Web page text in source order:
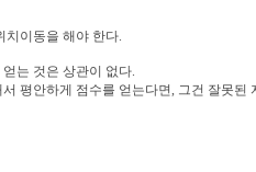
치이동을 해야 한다.
는 것은 상관이 없다.
평안하게 점수를 얻는다면, 그건 잘못된